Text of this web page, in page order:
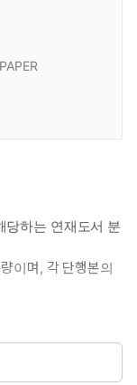
PAPER
당하는 연재도서 분
이며, 각 단행본의